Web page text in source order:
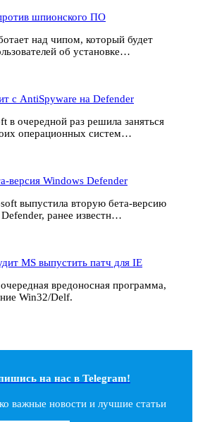
шпионского ПО
над чипом, который будет
об установке…
с AntiSpyware на Defender
в очередной раз решила заняться
операционных систем…
версия Windows Defender
выпустила вторую бета-версию
ранее известн…
MS выпустить патч для IE
вредоносная программа,
Win32/Delf.
на наc в Telegram!
важные новости и лучшие статьи